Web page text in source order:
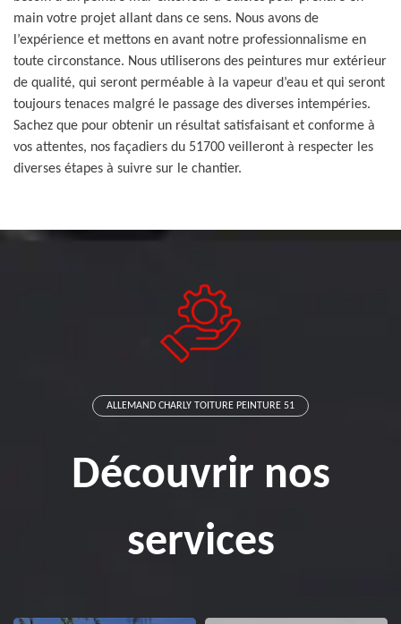
main votre projet allant dans ce sens. Nous avons de
l’expérience et mettons en avant notre professionnalisme en
toute circonstance. Nous utiliserons des peintures mur extérieur
de qualité, qui seront perméable à la vapeur d’eau et qui seront
toujours tenaces malgré le passage des diverses intempéries.
Sachez que pour obtenir un résultat satisfaisant et conforme à
vos attentes, nos façadiers du 51700 veilleront à respecter les
diverses étapes à suivre sur le chantier.
ALLEMAND CHARLY TOITURE PEINTURE 51
Découvrir nos
services